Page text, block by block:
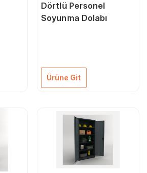
Dörtlü Personel
Soyunma Dolabı
Ürüne Git